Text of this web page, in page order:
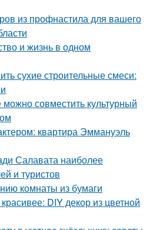
из профнастила для вашего
и жизнь в одном
сухие строительные смеси:
можно совместить культурный
квартира Эммануэль
Салавата наиболее
и туристов
комнаты из бумаги
DIY декор из цветной